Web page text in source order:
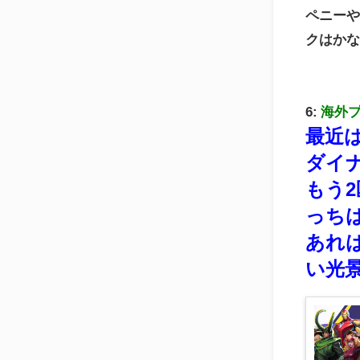
ペニー
クはか
6: 海外
最近
ダイ
もう
っち
あれ
い光